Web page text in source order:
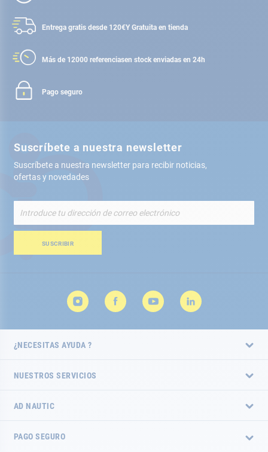
Entrega gratis desde 120€Y Gratuita en tienda
Más de 12000 referenciasen stock enviadas en 24h
Pago seguro
Suscríbete a nuestra newsletter
Suscríbete a nuestra newsletter para recibir noticias,
ofertas y novedades
nuestro
de
SUSCRIBIR
¿NECESITAS AYUDA ?
NUESTROS SERVICIOS
AD NAUTIC
PAGO SEGURO